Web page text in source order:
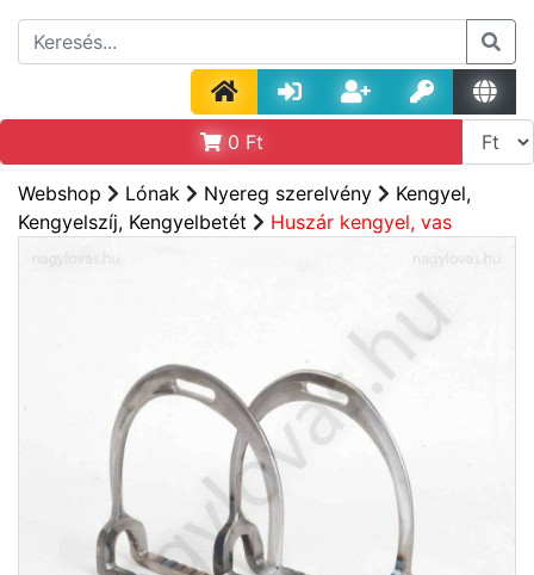
0 Ft
Webshop Lónak Nyereg szerelvény
Kengyel,
Kengyelszíj, Kengyelbetét
Huszár kengyel, vas